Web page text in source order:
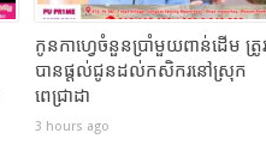
កូនកាហ្វេចំនួនប្រាំមួយពាន់ដើម ត្រូ
បានផ្តល់ជូនដល់កសិករនៅស្រុក
ពេជ្រាដា
3 hours ago